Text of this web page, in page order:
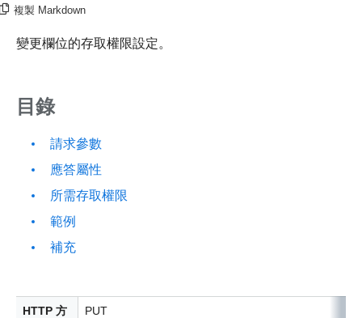
複製 Markdown
變更欄位的存取權限設定。
目錄
請求參數
應答屬性
所需存取權限
範例
補充
HTTP 方
PUT